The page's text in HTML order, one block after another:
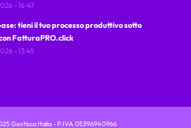
- 16:47
tieni il tuo processo produttivo sotto
FatturaPRO.click
- 13:45
Gestisco Italia - P.IVA 05396940966